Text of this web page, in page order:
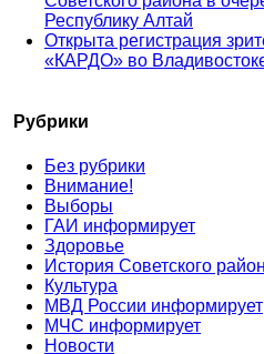
Республику Алтай
Открыта регистрация
«КАРДО» во
Рубрики
Без рубрики
Внимание!
Выборы
ГАИ информирует
Здоровье
История Советского
Культура
МВД России информирует
МЧС информирует
Новости